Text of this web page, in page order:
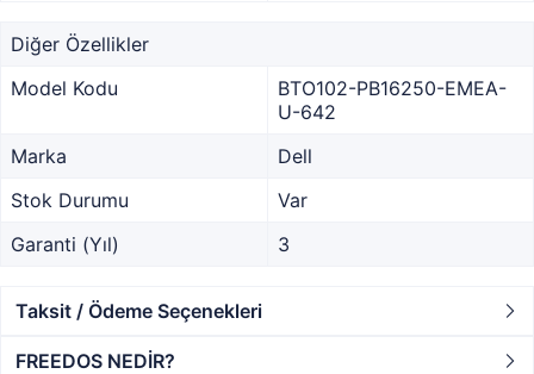
Diğer Özellikler
Model Kodu
BTO102-PB16250-EMEA-
U-642
Marka
Dell
Stok Durumu
Var
Garanti (Yıl)
3
Taksit / Ödeme Seçenekleri
FREEDOS NEDİR?